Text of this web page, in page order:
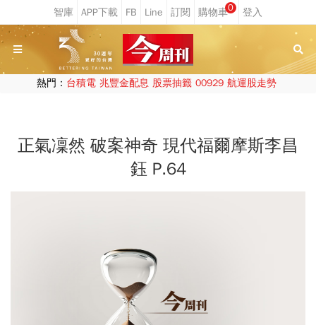
0
熱門： 台積電 兆豐金配息 股票抽籤 00929 航運股走勢
正氣凜然 破案神奇 現代福爾摩斯李昌
鈺 P.64